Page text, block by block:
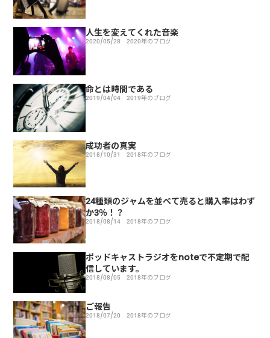
人生を変えてくれた音楽
2020/05/28 2020年のブログ
命とは時間である
2019/04/04 2019年のブログ
成功者の真実
2018/10/31 2018年のブログ
24種類のジャムを並べて売ると購入率はわず
か3％！？
2018/08/14 2018年のブログ
ポッドキャストラジオをnoteで不定期で配
信しています。
2018/08/05 2018年のブログ
ご報告
2018/07/20 2018年のブログ